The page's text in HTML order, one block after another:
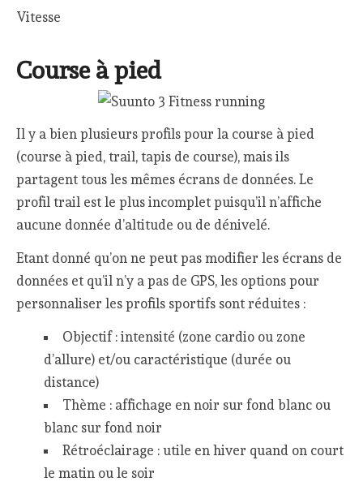
Vitesse
Course à pied
Il y a bien plusieurs profils pour la course à pied
(course à pied, trail, tapis de course), mais ils
partagent tous les mêmes écrans de données. Le
profil trail est le plus incomplet puisqu’il n’affiche
aucune donnée d’altitude ou de dénivelé.
Etant donné qu’on ne peut pas modifier les écrans de
données et qu’il n’y a pas de GPS, les options pour
personnaliser les profils sportifs sont réduites :
Objectif : intensité (zone cardio ou zone
d’allure) et/ou caractéristique (durée ou
distance)
Thème : affichage en noir sur fond blanc ou
blanc sur fond noir
Rétroéclairage : utile en hiver quand on court
le matin ou le soir